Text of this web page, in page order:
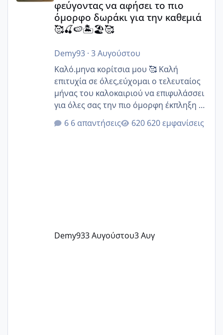
φεύγοντας να αφήσει το πιο
όμορφο δωράκι για την καθεμιά
🥰🍒🍉🏝️🏖️🥰
Demy93· 3 Αυγούστου
Καλό.μηνα κορίτσια μου 🥰 Καλή
επιτυχία σε όλες,εύχομαι ο τελευταίος
μήνας του καλοκαιριού να επιφυλάσσει
για όλες σας την πιο όμορφη έκπληξη 🧿
@Elk @Melikara86 @Παρασκευαιδου
@Zenia z @melitiniღ @Christi.D.
6 απαντήσεις 620 εμφανίσεις
Demy933 Αυγούστου3 Αυγ